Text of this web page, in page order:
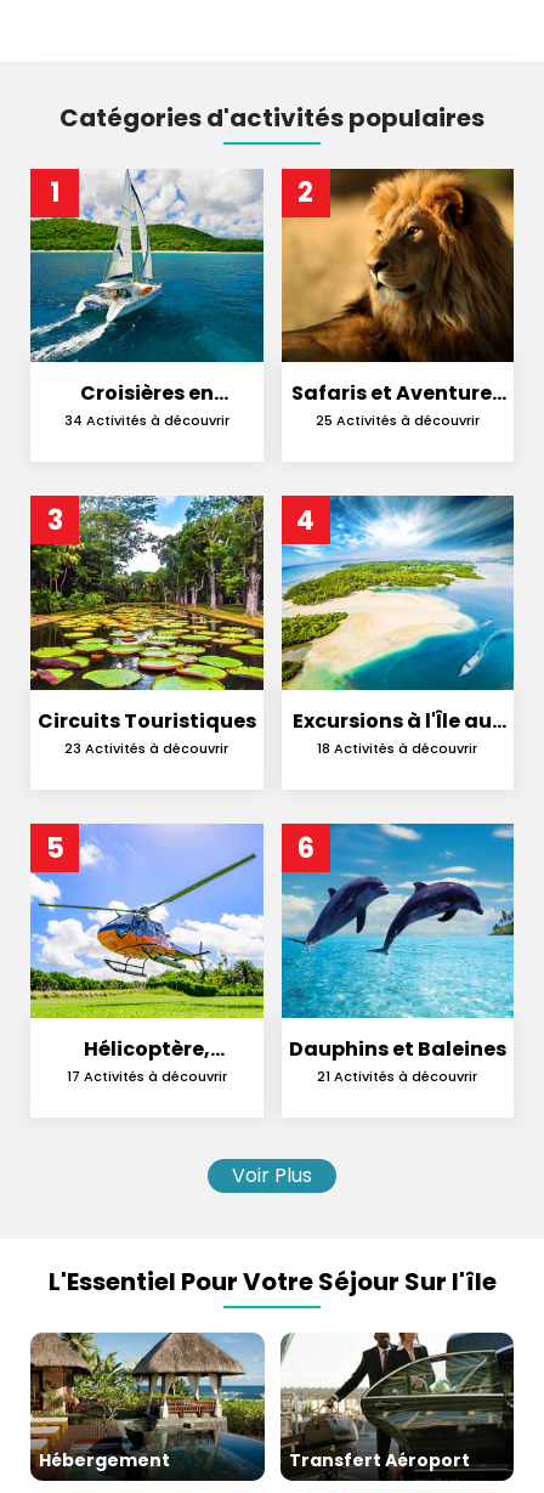
Catégories d'activités populaires
1
Croisières en
Catamaran
34 Activités à découvrir
2
Safaris et Aventures
en Nature
25 Activités à découvrir
3
Circuits Touristiques
23 Activités à découvrir
4
Excursions à l'Île aux
Cerfs
18 Activités à découvrir
5
Hélicoptère,
Hydravion et
17 Activités à découvrir
6
Dauphins et Baleines
21 Activités à découvrir
Voir Plus
L'Essentiel Pour Votre Séjour Sur l'île
Hébergement Transfert Aéroport